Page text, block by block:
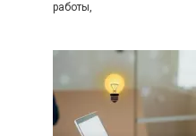
работы,